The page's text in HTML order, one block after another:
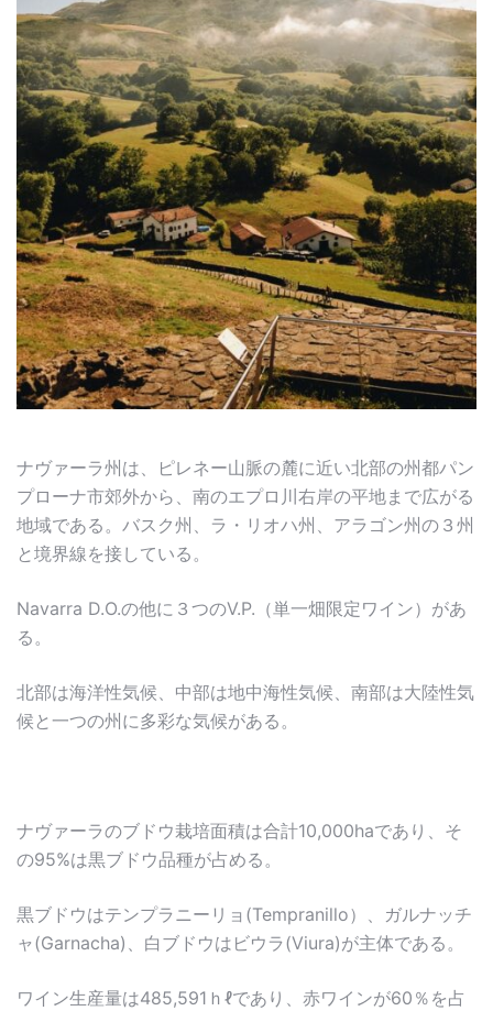
ナヴァーラ州は、ピレネー山脈の麓に近い北部の州都パン
プローナ市郊外から、南のエプロ川右岸の平地まで広がる
地域である。バスク州、ラ・リオハ州、アラゴン州の３州
と境界線を接している。
Navarra D.O.の他に３つのV.P.（単一畑限定ワイン）があ
る。
北部は海洋性気候、中部は地中海性気候、南部は大陸性気
候と一つの州に多彩な気候がある。
ナヴァーラのブドウ栽培面積は合計10,000haであり、そ
の95%は黒ブドウ品種が占める。
黒ブドウはテンプラニーリョ(Tempranillo）、ガルナッチ
ャ(Garnacha)、白ブドウはビウラ(Viura)が主体である。
ワイン生産量は485,591ｈℓであり、赤ワインが60％を占